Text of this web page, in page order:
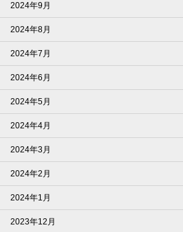
2024年9月
2024年8月
2024年7月
2024年6月
2024年5月
2024年4月
2024年3月
2024年2月
2024年1月
2023年12月